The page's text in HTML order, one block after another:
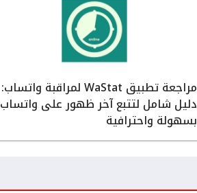
مراجعة تطبيق WaStat لمراقبة واتساب:
دليل شامل لتتبع آخر ظهور على واتساب
بسهولة واحترافية